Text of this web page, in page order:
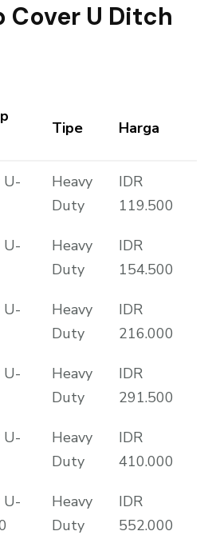
Cover U Ditch
Tipe Harga
U-
Heavy
Duty
IDR
119.500
U-
Heavy
Duty
IDR
154.500
U-
Heavy
Duty
IDR
216.000
U-
Heavy
Duty
IDR
291.500
U-
Heavy
Duty
IDR
410.000
U-
Heavy
Duty
IDR
552.000